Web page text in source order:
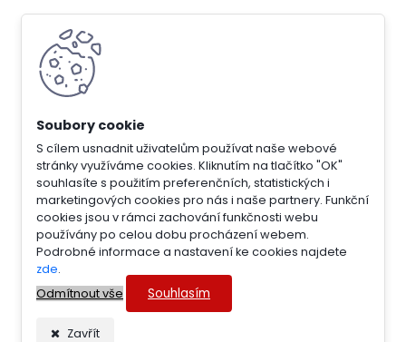
S cílem usnadnit uživatelům používat naše webové
stránky využíváme cookies. Kliknutím na tlačítko "OK"
souhlasíte s použitím preferenčních, statistických i
marketingových cookies pro nás i naše partnery. Funkční
cookies jsou v rámci zachování funkčnosti webu
používány po celou dobu procházení webem.
Podrobné informace a nastavení ke cookies najdete
zde.
Odmítnout vše
Souhlasím
Zavřít